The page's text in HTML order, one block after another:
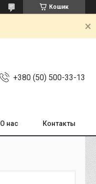
Кошик
+380 (50) 500-33-13
О нас Контакты